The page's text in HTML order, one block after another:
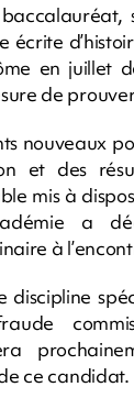
écrite
en juillet
de
nouveaux
et des
mis à
a
à
discipline
ce candidat.